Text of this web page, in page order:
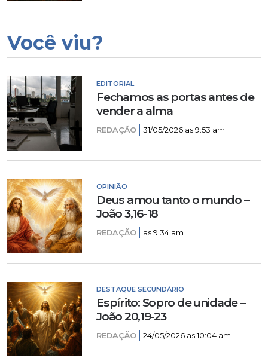
Você viu?
EDITORIAL
Fechamos as portas antes de
vender a alma
REDAÇÃO 31/05/2026 as 9:53 am
OPINIÃO
Deus amou tanto o mundo –
João 3,16-18
REDAÇÃO as 9:34 am
DESTAQUE SECUNDÁRIO
Espírito: Sopro de unidade –
João 20,19-23
REDAÇÃO 24/05/2026 as 10:04 am